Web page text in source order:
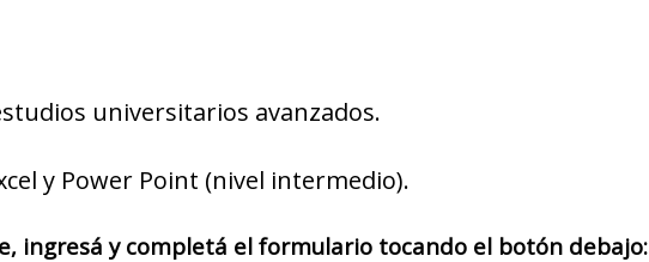
universitarios avanzados.
y Power Point (nivel intermedio).
ingresá y completá el formulario tocando el botón debajo: